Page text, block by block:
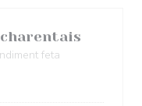
charentais
feta